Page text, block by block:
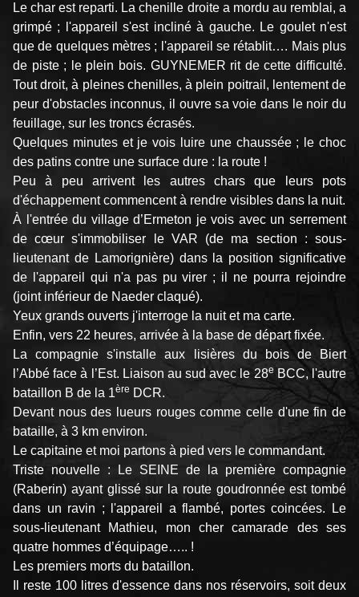
Le char est reparti. La chenille droite a mordu au remblai, a
grimpé ; l'appareil s'est incliné à gauche. Le goulet n'est
que de quelques mètres ; l'appareil se rétablit…. Mais plus
de piste ; le plein bois. GUYNEMER rit de cette difficulté.
Tout droit, à pleines chenilles, à plein poitrail, lentement de
peur d'obstacles inconnus, il ouvre sa voie dans le noir du
feuillage, sur les troncs écrasés.
Quelques minutes et je vois luire une chaussée ; le choc
des patins contre une surface dure : la route !
Peu à peu arrivent les autres chars que leurs pots
d'échappement commencent à rendre visibles dans la nuit.
À l'entrée du village d’Ermeton je vois avec un serrement
de cœur s'immobiliser le VAR (de ma section : sous-
lieutenant de Lamorignière) dans la position significative
de l'appareil qui n'a pas pu virer ; il ne pourra rejoindre
(joint inférieur de Naeder claqué).
Yeux grands ouverts j'interroge la nuit et ma carte.
Enfin, vers 22 heures, arrivée à la base de départ fixée.
La compagnie s'installe aux lisières du bois de Biert
l’Abbé face à l’Est. Liaison au sud avec le 28eBCC, l'autre
bataillon B de la 1ère DCR.
Devant nous des lueurs rouges comme celle d'une fin de
bataille, à 3 km environ.
Le capitaine et moi partons à pied vers le commandant.
Triste nouvelle : Le SEINE de la première compagnie
(Raberin) ayant glissé sur la route goudronnée est tombé
dans un ravin ; l'appareil a flambé, portes coincées. Le
sous-lieutenant Mathieu, mon cher camarade des ses
quatre hommes d’équipage….. !
Les premiers morts du bataillon.
Il reste 100 litres d'essence dans nos réservoirs, soit deux